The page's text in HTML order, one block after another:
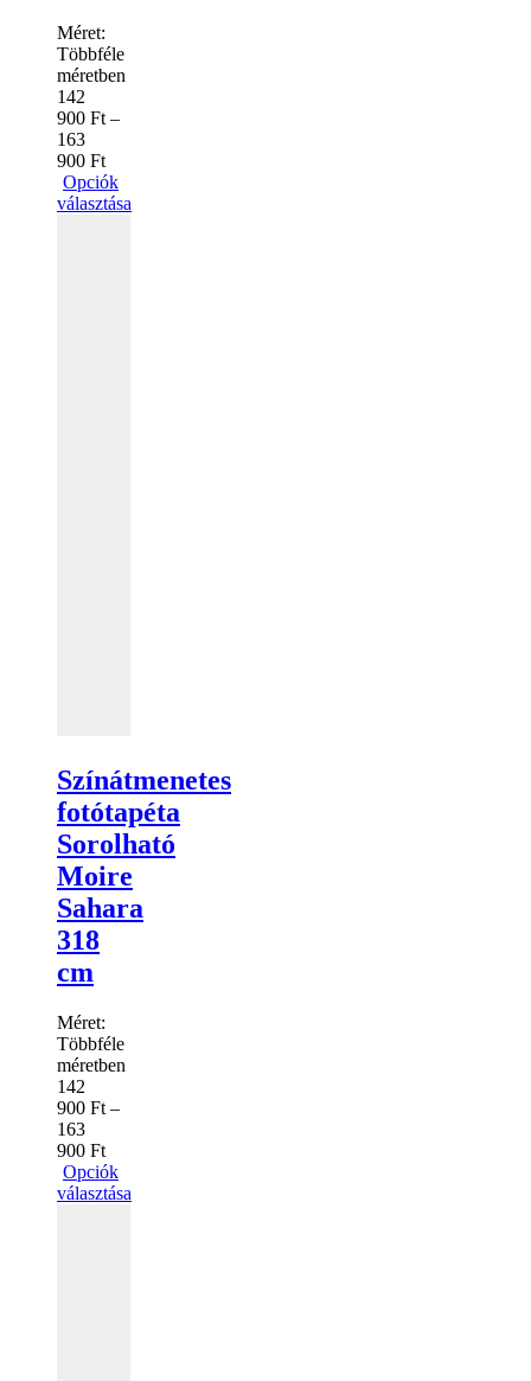
Méret:
Többféle
méretben
142
900 Ft –
163
900 Ft
Opciók
választása
Színátmenetes
fotótapéta
Sorolható
Moire
Sahara
318
cm
Méret:
Többféle
méretben
142
900 Ft –
163
900 Ft
Opciók
választása